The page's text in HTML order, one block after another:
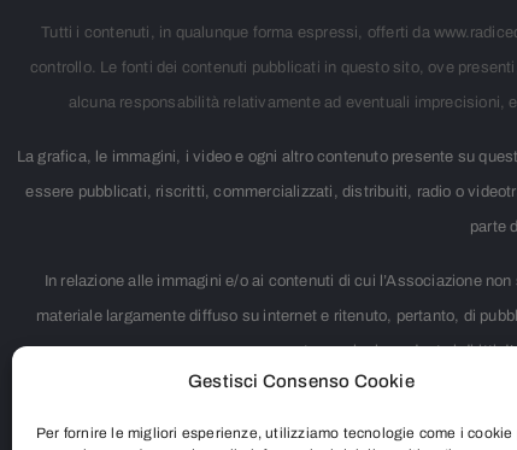
Gestisci Consenso Cookie
Per fornire le migliori esperienze, utilizziamo tecnologie come i cookie
Tutti i contenuti, in qualunque forma espressi, offerti da
controllo. Le fonti dei contenuti pubblicati in questo sito, ove
alcuna responsabilità relativamente ad eventuali imprecisioni,
La grafica, le immagini, i video e ogni altro contenuto presente su
essere pubblicati, riscritti, commercializzati, distribuiti, radio o
parte
In relazione alle immagini e/o ai contenuti di cui l’Associazione
materiale largamente diffuso su internet e ritenuto, pertanto, di
controversia riguardante i diritti